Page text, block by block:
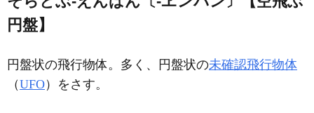
円盤】
円盤状の飛行物体。多く、円盤状の未確認飛行物体
（UFO）をさす。